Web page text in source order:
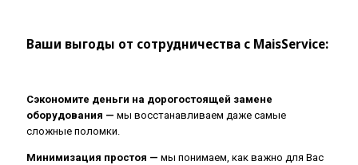
Ваши выгоды от сотрудничества с MaisService:
Сэкономите деньги на дорогостоящей замене
оборудования — мы восстанавливаем даже самые
сложные поломки.
Минимизация простоя — мы понимаем, как важно для Вас